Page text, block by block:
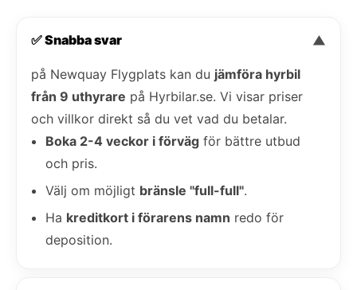
✅ Snabba svar ▼
på Newquay Flygplats kan du jämföra hyrbil
från 9 uthyrare på Hyrbilar.se. Vi visar priser
och villkor direkt så du vet vad du betalar.
Boka 2-4 veckor i förväg för bättre utbud
och pris.
Välj om möjligt bränsle "full-full".
Ha kreditkort i förarens namn redo för
deposition.